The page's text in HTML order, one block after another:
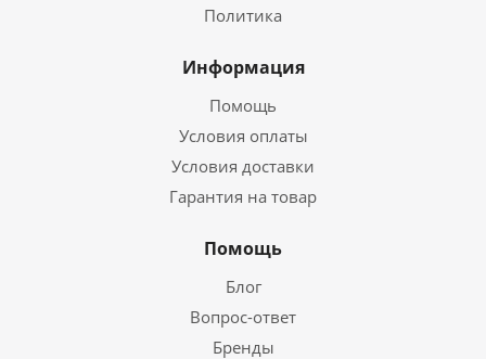
Политика
Информация
Помощь
Условия оплаты
Условия доставки
Гарантия на товар
Помощь
Блог
Вопрос-ответ
Бренды